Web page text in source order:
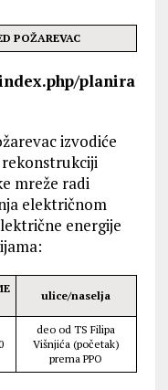
POŽAREVAC
planira
izvodiće
mreže radi
električnom
energije
ulice/naselja
deo od TS Filipa
Višnjića (početak)
prema PPO